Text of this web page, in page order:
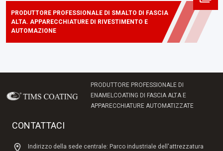
PRODUTTORE PROFESSIONALE DI SMALTO DI FASCIA
ALTA. APPARECCHIATURE DI RIVESTIMENTO E
AUTOMAZIONE
PRODUTTORE PROFESSIONALE DI
ENAMELCOATING DI FASCIA ALTA E
APPARECCHIATURE AUTOMATIZZATE
CONTATTACI
Indirizzo della sede centrale: Parco industriale dell'attrezzatura